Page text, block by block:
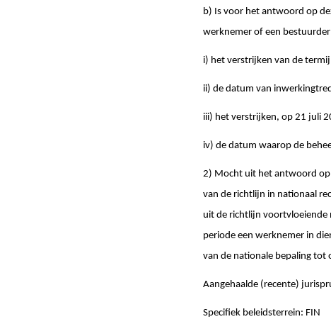
b) Is voor het antwoord op
werknemer of een
i) het verstrijken van de
ii) de datum van
iii) het verstrijken, op 21 juli
iv) de datum waarop de
2) Mocht uit het antwoord op
van de richtlijn in nationaal
uit de richtlijn voortvloeiende
periode een werknemer in
van de nationale bepaling tot
Aangehaalde (recente)
Specifiek beleidsterrein: FIN